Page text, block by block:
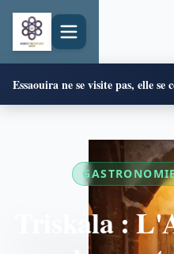
Essaouira ne se visite pas, elle se
Triskala :